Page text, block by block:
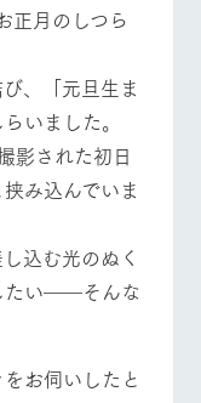
然
各種体験教室な
ど、楽しみなが
アクティビティ
プ
い
逸
た
牧場マッ
プ
牧場マップのダ
ショップ/お買い物
正月のしつら
、「元旦生ま
いました。
影された初日
み込んでいま
込む光のぬく
たい――そんな
お伺いしたと